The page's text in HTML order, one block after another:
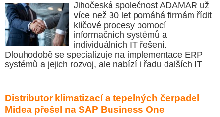
Jihočeská společnost ADAMAR už
více než 30 let pomáhá firmám řídit
klíčové procesy pomocí
informačních systémů a
individuálních IT řešení.
Dlouhodobě se specializuje na implementace ERP
systémů a jejich rozvoj, ale nabízí i řadu dalších IT
Distributor klimatizací a tepelných čerpadel
Midea přešel na SAP Business One